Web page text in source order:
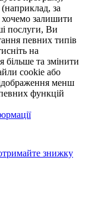
за
залишити
послуги, Ви
певних типів
на
більше та змінити
cookie або
менш
функцій
знижку